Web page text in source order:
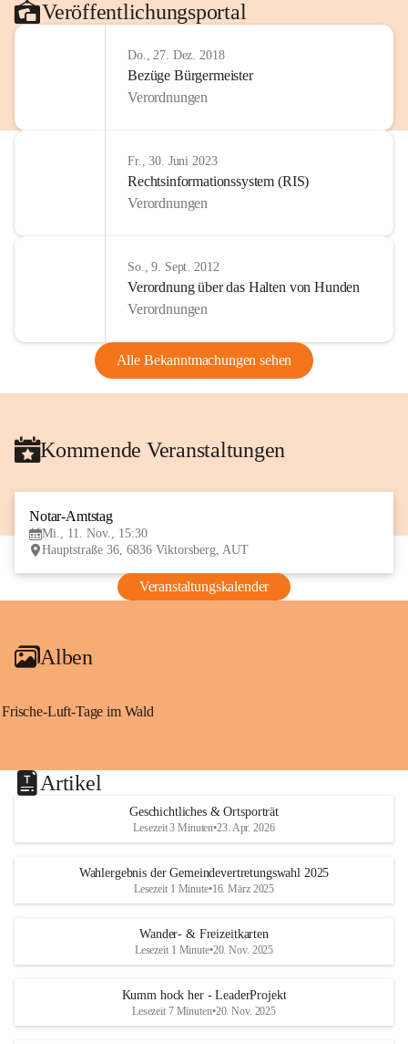
Veröffentlichungsportal
Do., 27. Dez. 2018
Bezüge Bürgermeister
Verordnungen
Fr., 30. Juni 2023
Rechtsinformationssystem (RIS)
Verordnungen
So., 9. Sept. 2012
Verordnung über das Halten von Hunden
Verordnungen
Alle Bekanntmachungen sehen
Kommende Veranstaltungen
Notar-Amtstag
Mi., 11. Nov., 15:30
Hauptstraße 36, 6836 Viktorsberg, AUT
Veranstaltungskalender
Alben
Frische-Luft-Tage im Wald
Artikel
Geschichtliches & Ortsporträt
Lesezeit 3 Minuten•23. Apr. 2026
Wahlergebnis der Gemeindevertretungswahl 2025
Lesezeit 1 Minute•16. März 2025
Wander- & Freizeitkarten
Lesezeit 1 Minute•20. Nov. 2025
Kumm hock her - LeaderProjekt
Lesezeit 7 Minuten•20. Nov. 2025